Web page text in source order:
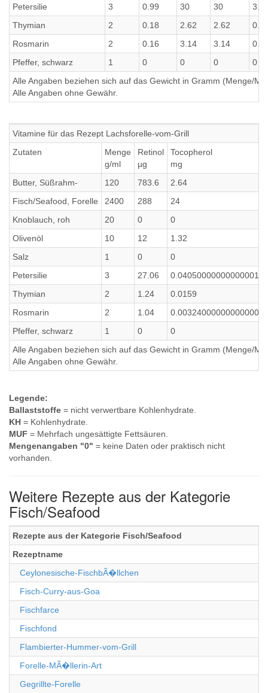
Petersilie
3 0.99 30 30
Thymian
2 0.18 2.62 2.62
Rosmarin
2 0.16 3.14 3.14
Pfeffer, schwarz
1 0 0 0
0
Alle Angaben beziehen sich auf das Gewicht in Gramm (Menge/
Alle Angaben ohne Gewähr.
Vitamine für das Rezept Lachsforelle-vom-Grill
Zutaten
Menge
g/ml
Retinol
µg
Tocopherol
mg
Butter, Süßrahm-
120 783.6
2.64
Fisch/Seafood, Forelle
2400 288
24
Knoblauch, roh
20 0
0
Olivenöl
10 12
1.32
Salz
1 0
0
Petersilie
3 27.06
0.04050000000000001
Thymian
2 1.24
0.0159
Rosmarin
2 1.04
0.0032400000000000003
Pfeffer, schwarz
1 0
0
Alle Angaben beziehen sich auf das Gewicht in Gramm (Menge/
Alle Angaben ohne Gewähr.
Legende:
Ballaststoffe = nicht verwertbare Kohlenhydrate.
KH = Kohlenhydrate.
MUF = Mehrfach ungesättigte Fettsäuren.
Mengenangaben "0" = keine Daten oder praktisch nicht
vorhanden.
Weitere Rezepte aus der Kategorie
Fisch/Seafood
Rezepte aus der Kategorie Fisch/Seafood
Rezeptname
Ceylonesische-FischbÃ�llchen
Fisch-Curry-aus-Goa
Fischfarce
Fischfond
Flambierter-Hummer-vom-Grill
Forelle-MÃ�llerin-Art
Gegrillte-Forelle